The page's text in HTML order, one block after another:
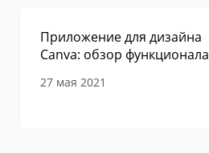
Приложение для дизайна
Canva: обзор функционала
27 мая 2021